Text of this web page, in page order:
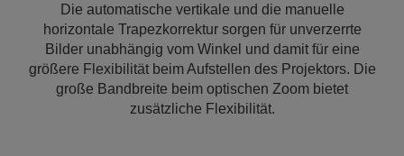
Die automatische vertikale und die manuelle
horizontale Trapezkorrektur sorgen für unverzerrte
Bilder unabhängig vom Winkel und damit für eine
größere Flexibilität beim Aufstellen des Projektors. Die
große Bandbreite beim optischen Zoom bietet
zusätzliche Flexibilität.